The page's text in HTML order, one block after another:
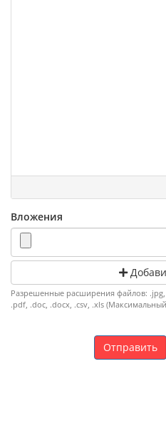
Вложения
Разрешенные расширения файлов:
.pdf, .doc, .docx, .csv, .xls